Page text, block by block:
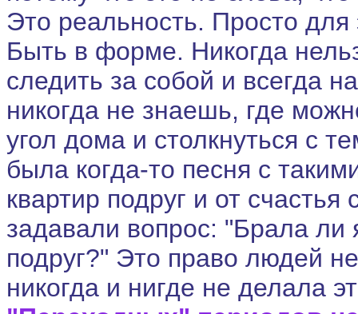
Это реальность. Просто для
Быть в форме. Никогда
следить за собой и всегда
никогда не знаешь, где
угол дома и столкнуться с
была когда-то песня с
квартир подруг и от
задавали вопрос: "Брала ли
подруг?" Это право людей
никогда и нигде не делала